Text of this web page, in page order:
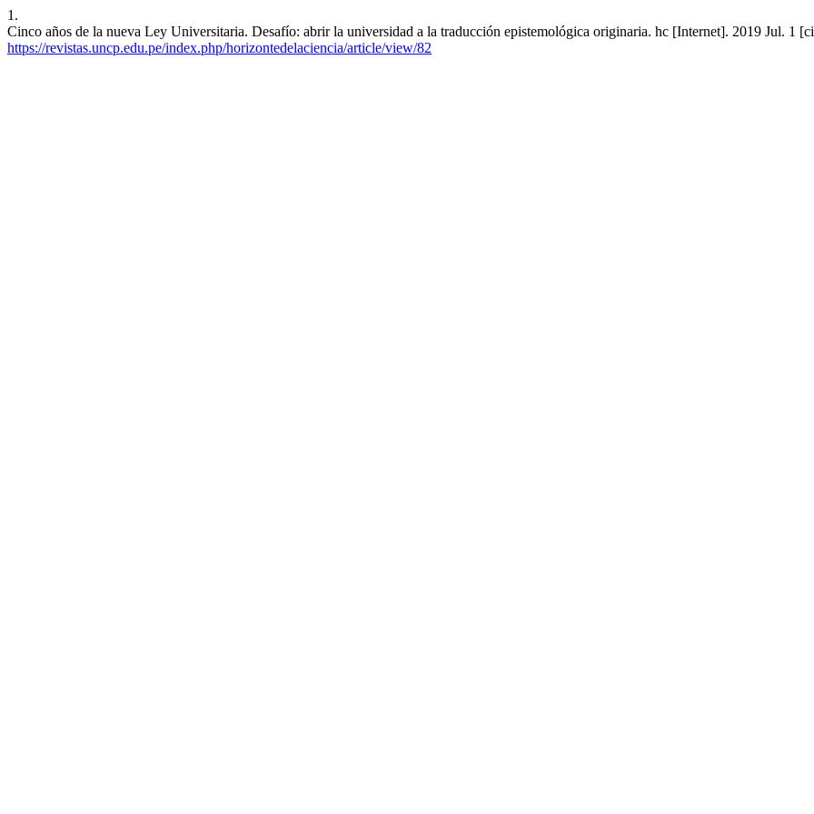
1.
Cinco años de la nueva Ley Universitaria. Desafío: abrir la universidad a la traducción epistemológica originaria. hc [Internet]. 2019 Jul. 1
https://revistas.uncp.edu.pe/index.php/horizontedelaciencia/article/view/82